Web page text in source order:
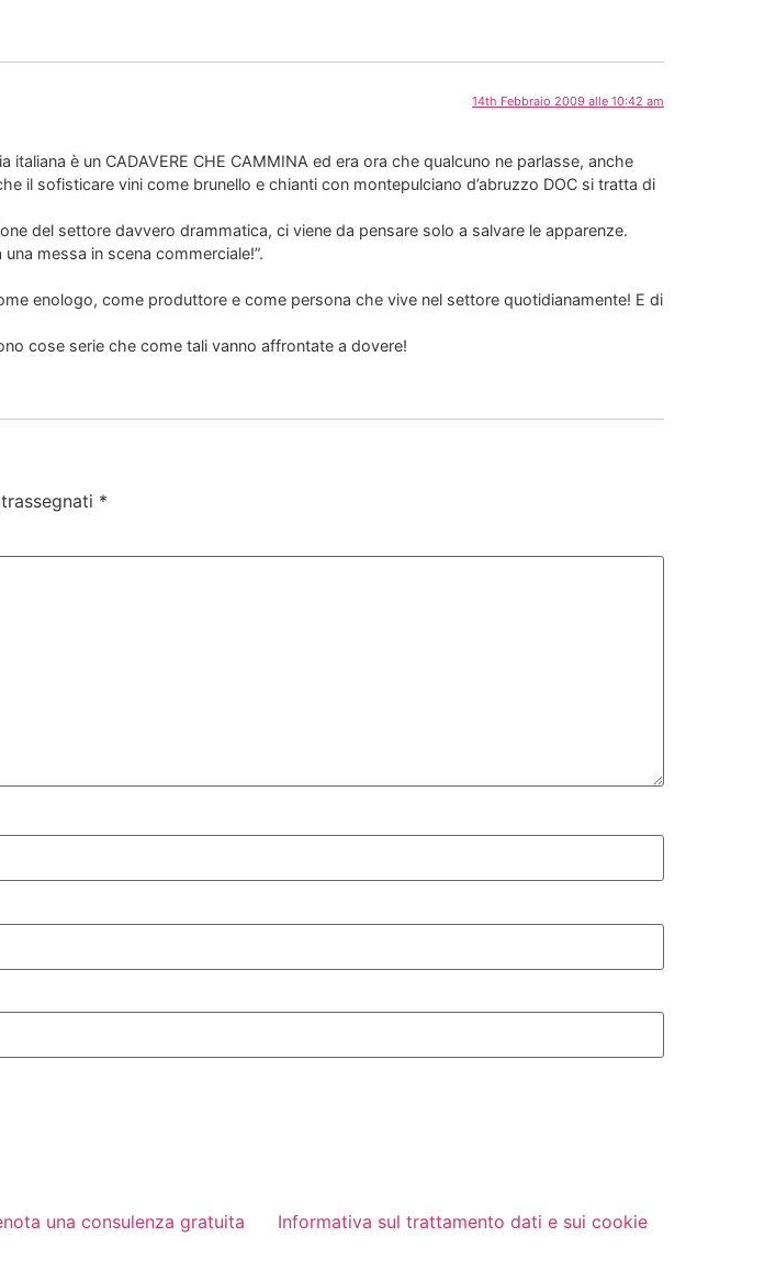
14th Febbraio 2009 alle 10:42 am
italiana è un CADAVERE CHE CAMMINA ed era ora che qualcuno ne parlasse, anche
il sofisticare vini come brunello e chianti con montepulciano d’abruzzo DOC si tratta di
del settore davvero drammatica, ci viene da pensare solo a salvare le apparenze.
messa in scena commerciale!”.
enologo, come produttore e come persona che vive nel settore quotidianamente! E di
cose serie che come tali vanno affrontate a dovere!
*
una consulenza gratuita Informativa sul trattamento dati e sui cookie